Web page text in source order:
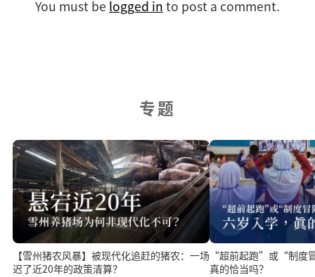
You must be logged in to post a comment.
专题
【雪州猪农风暴】被现代化追赶的猪农：一场
迟了近20年的政策清算？
“超前起跑”或“制度
真的恰当吗？